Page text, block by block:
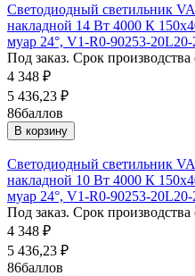
Светодиодный светильник
накладной 14 Вт 4000 К
муар 24°, V1-R0-90253-20L20-
Под заказ. Срок производства
4 348 ₽
5 436,23 ₽
86баллов
В корзину
Светодиодный светильник
накладной 10 Вт 4000 К
муар 24°, V1-R0-90253-20L20-
Под заказ. Срок производства
4 348 ₽
5 436,23 ₽
86баллов